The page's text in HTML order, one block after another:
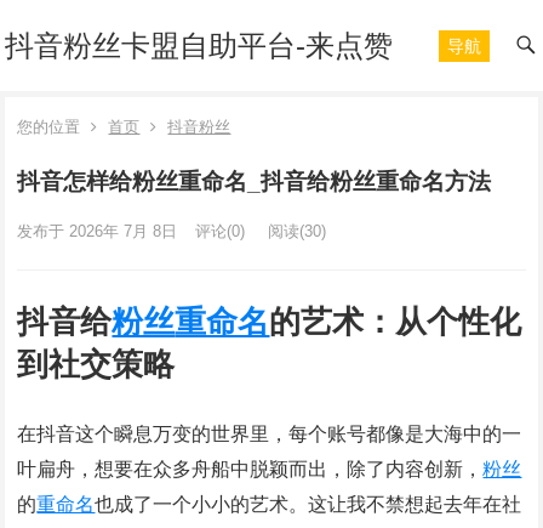
抖音粉丝卡盟自助平台-来点赞 导航
您的位置 首页 抖音粉丝
抖音怎样给粉丝重命名_抖音给粉丝重命名方法
发布于 2026年 7月 8日 评论(0) 阅读(30)
抖音给粉丝重命名的艺术：从个性化
到社交策略
在抖音这个瞬息万变的世界里，每个账号都像是大海中的一
叶扁舟，想要在众多舟船中脱颖而出，除了内容创新，粉丝
的重命名也成了一个小小的艺术。这让我不禁想起去年在社